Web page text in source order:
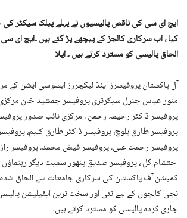
ایچ ای سی کی ناقص پالیسیوں نے پہلے پبلک سیکٹر کی
کیا ، اب سرکاری کالجز کے پیچھے پڑ گئے ہیں ۔ایچ ای
الحاق پالیسی کو مسترد کرتے ہیں ۔ اپلا
آل پاکستان پروفیسرز اینڈ لیکچررز ایسوسی ایشن کے
منور عباس جنرل سیکرٹری پروفیسر جمشید خان
پروفیسر ڈاکٹر رحیمہ رحمن ، مرکزی نائب صدور
پروفیسر طارق بلوچ، پروفیسر ڈاکٹر طارق کلیم،
پروفیسر رحمت علی، پروفیسر فیض محمد، پروفیسر
احتشام گل ، پروفیسر صدیق پنھور سمیت دیگر رہنماؤں
کمیشن آف پاکستان کی سرکاری جامعات سے الحاق
نجی کالجوں کے لیے نئی اور سخت ترین ایفیلیشن
جاری کردہ پالیسی کو مسترد کرتے ہیں۔